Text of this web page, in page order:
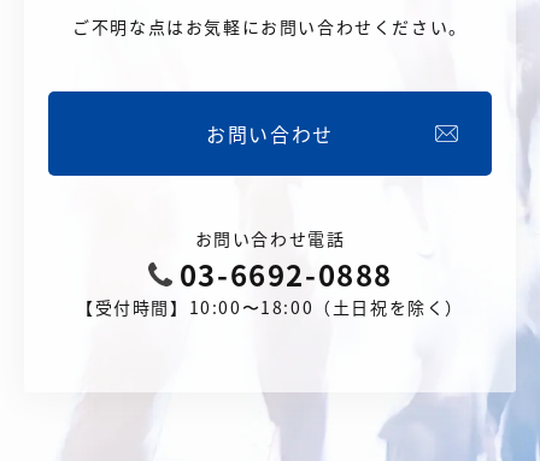
ご不明な点はお気軽にお問い合わせください。
お問い合わせ
お問い合わせ電話
03-6692-0888
【受付時間】10:00〜18:00（土日祝を除く）